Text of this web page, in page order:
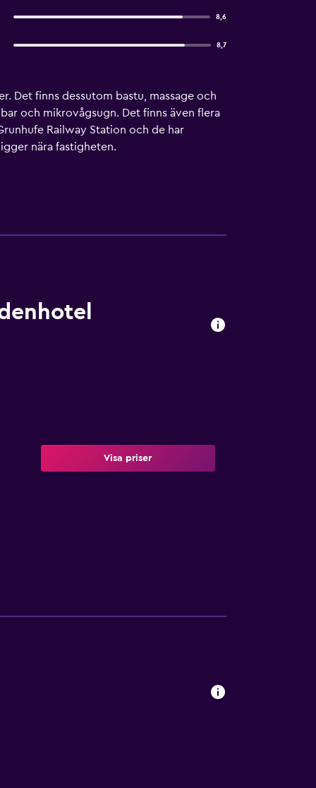
8,6
8,7
Det finns dessutom bastu, massage och
och mikrovågsugn. Det finns även flera
Railway Station och de har
nära fastigheten.
Visa priser